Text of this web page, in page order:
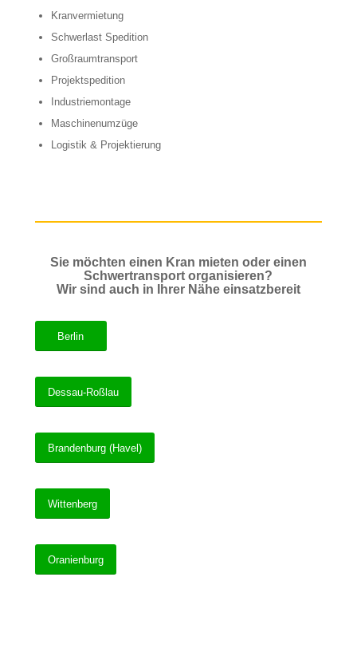
Kranvermietung
Schwerlast Spedition
Großraumtransport
Projektspedition
Industriemontage
Maschinenumzüge
Logistik & Projektierung
Sie möchten einen Kran mieten oder einen
Schwertransport organisieren?
Wir sind auch in Ihrer Nähe einsatzbereit
Berlin
Dessau-Roßlau
Brandenburg (Havel)
Wittenberg
Oranienburg